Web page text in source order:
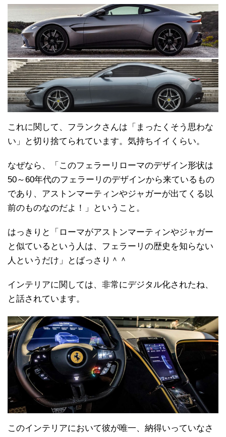
これに関して、フランクさんは「まったくそう思わな
い」と切り捨てられています。気持ちイイくらい。
なぜなら、「このフェラーリローマのデザイン形状は
50～60年代のフェラーリのデザインから来ているもの
であり、アストンマーティンやジャガーが出てくる以
前のものなのだよ！」ということ。
はっきりと「ローマがアストンマーティンやジャガー
と似ているという人は、フェラーリの歴史を知らない
人というだけ」とばっさり＾＾
インテリアに関しては、非常にデジタル化されたね、
と話されています。
このインテリアにおいて彼が唯一、納得いっていなさ